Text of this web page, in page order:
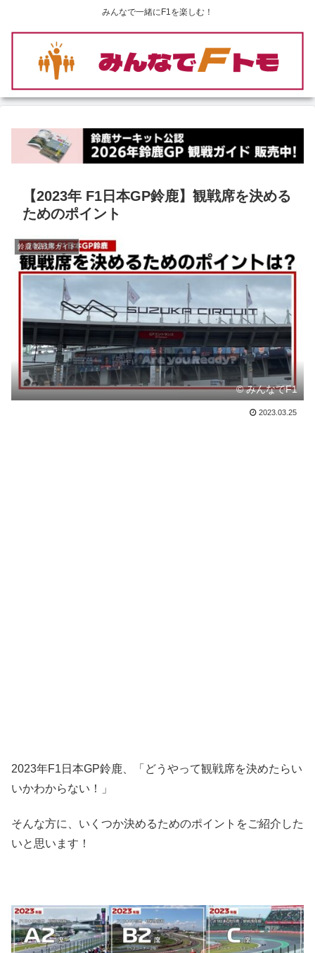
みんなで一緒にF1を楽しむ！
【2023年 F1日本GP鈴鹿】観戦席を決める
ためのポイント
鈴鹿 観戦席ガイド
© みんなでF1
2023.03.25
2023年F1日本GP鈴鹿、「どうやって観戦席を決めたらい
いかわからない！」
そんな方に、いくつか決めるためのポイントをご紹介した
いと思います！